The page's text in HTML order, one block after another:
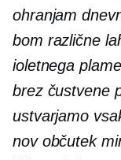
ohranjam
bom različne
ioletnega
brez čustvene
ustvarjamo
nov občutek